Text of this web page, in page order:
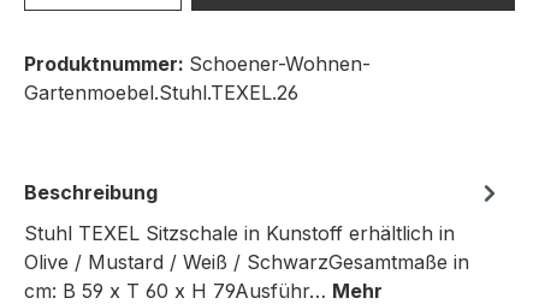
Produktnummer: Schoener-Wohnen-
Gartenmoebel.Stuhl.TEXEL.26
Beschreibung
Stuhl TEXEL Sitzschale in Kunstoff erhältlich in
Olive / Mustard / Weiß / SchwarzGesamtmaße in
cm: B 59 x T 60 x H 79Ausführ… Mehr